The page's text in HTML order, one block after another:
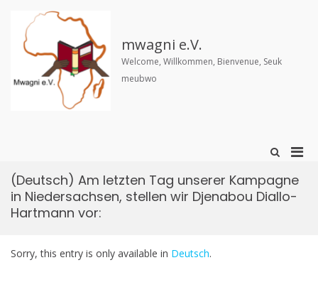
content
mwagni e.V.
Welcome, Willkommen, Bienvenue, Seuk
meubwo
Show
Formfor
(Deutsch) Am letzten Tag unserer Kampagne
in Niedersachsen, stellen wir Djenabou Diallo-
Hartmann vor:
Sorry, this entry is only available in Deutsch.